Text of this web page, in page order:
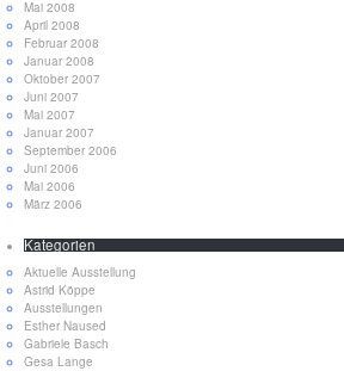
Mai 2008
April 2008
Februar 2008
Januar 2008
Oktober 2007
Juni 2007
Mai 2007
Januar 2007
September 2006
Juni 2006
Mai 2006
März 2006
Kategorien
Aktuelle Ausstellung
Astrid Köppe
Ausstellungen
Esther Naused
Gabriele Basch
Gesa Lange